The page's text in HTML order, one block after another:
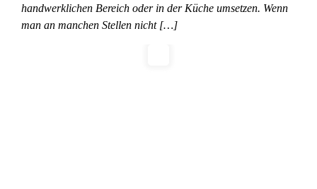
handwerklichen Bereich oder in der Küche umsetzen. Wenn
man an manchen Stellen nicht […]